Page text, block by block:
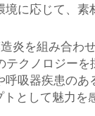
に応じて、素
炎を組み合わ
クノロジーを
吸器疾患のあ
として魅力を